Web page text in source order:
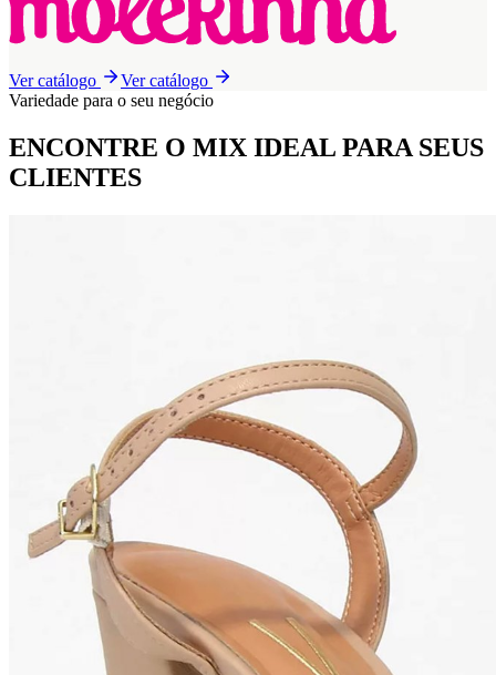
Ver catálogo
Ver catálogo
Variedade para o seu negócio
ENCONTRE O MIX IDEAL PARA SEUS
CLIENTES